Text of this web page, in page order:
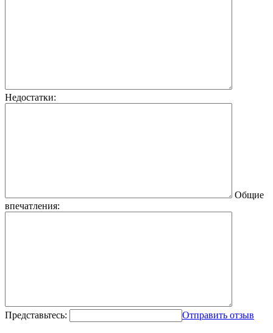
Недостатки:
Общие
впечатления:
Представьтесь: Отправить отзыв